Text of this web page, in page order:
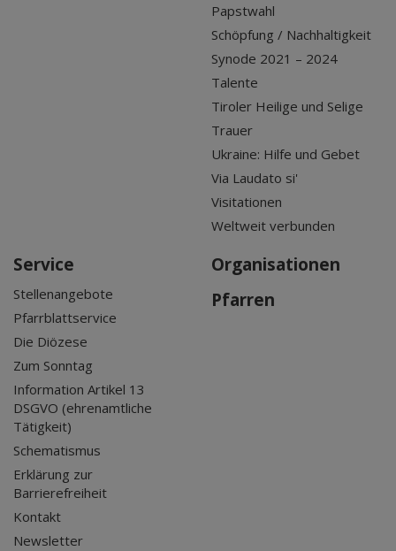
Papstwahl
Schöpfung / Nachhaltigkeit
Synode 2021 – 2024
Talente
Tiroler Heilige und Selige
Trauer
Ukraine: Hilfe und Gebet
Via Laudato si'
Visitationen
Weltweit verbunden
Service
Stellenangebote
Pfarrblattservice
Die Diözese
Zum Sonntag
Information Artikel 13
DSGVO (ehrenamtliche
Tätigkeit)
Schematismus
Erklärung zur
Barrierefreiheit
Kontakt
Newsletter
Organisationen
Pfarren